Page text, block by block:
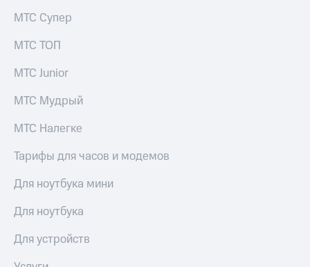
облигаций
Описание
Уведомление
погашении
именных
облигаций
Другое
Регистратор
Реквизиты
Контакты
развитие
деловая этика
На главную
МТС Супер
МТС ТОП
МТС Junior
МТС Мудрый
МТС Налегке
Тарифы для часов и модемов
Для ноутбука мини
Для ноутбука
Для устройств